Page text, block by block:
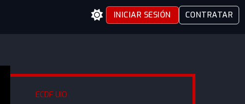
INICIAR SESIÓN CONTRATAR
ECDF UIO